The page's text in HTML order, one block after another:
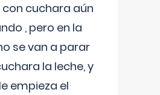
cuchara aún
, pero en la
se van a parar
la leche, y
empieza el